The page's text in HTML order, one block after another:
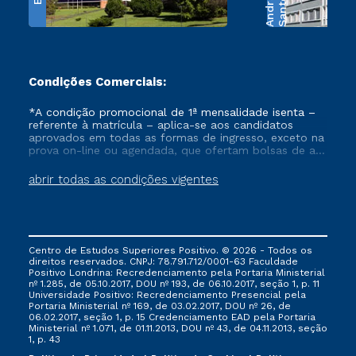
S
a
n
t
o
s
A
n
d
r
a
d
Condições Comerciais:
abrir todas as condições vigentes
*A condição promocional de 1ª mensalidade isenta –
referente à matrícula – aplica-se aos candidatos
aprovados em todas as formas de ingresso, exceto na
prova on-line ou agendada, que ofertam bolsas de até
vigente, que ainda não tenham efetivado e/ou não
tenham cancelado ou trancado sua matrícula em uma
via FIES, Prouni e outros programas governamentais, e
não se acumula com nenhuma outra campanha
ofertada pela Instituição.
Centro de Estudos Superiores Positivo. © 2026 - Todos os
direitos reservados. CNPJ: 78.791.712/0001-63 Faculdade
Positivo Londrina: Recredenciamento pela Portaria Ministerial
nº 1.285, de 05.10.2017, DOU nº 193, de 06.10.2017, seção 1, p. 11
Universidade Positivo: Recredenciamento Presencial ​pela
Portaria Ministerial nº 169, de 03.02.2017, DOU nº 26, de
06.02.2017, seção 1, p. 15 Credenciamento EAD pela Portaria
Ministerial nº 1.071, de 01.11.2013, DOU nº 43, de 04.11.2013, seção
1, p. 43